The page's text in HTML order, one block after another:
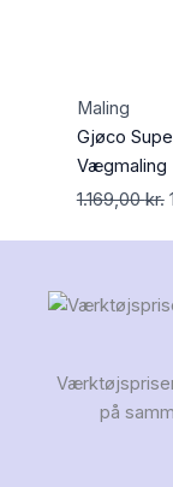
Maling
Gjøco
Vægmaling
1.169,00kr.
på